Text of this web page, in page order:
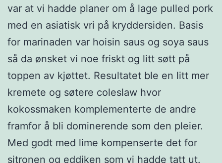
var at vi hadde planer om å lage pulled pork
med en asiatisk vri på kryddersiden. Basis
for marinaden var hoisin saus og soya saus
så da ønsket vi noe friskt og litt søtt på
toppen av kjøttet. Resultatet ble en litt mer
kremete og søtere coleslaw hvor
kokossmaken komplementerte de andre
framfor å bli dominerende som den pleier.
Med godt med lime kompenserte det for
sitronen og eddiken som vi hadde tatt ut.